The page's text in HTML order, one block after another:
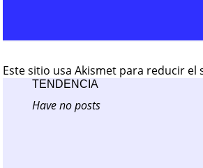
Este sitio usa Akismet para reducir el
TENDENCIA
Have no posts